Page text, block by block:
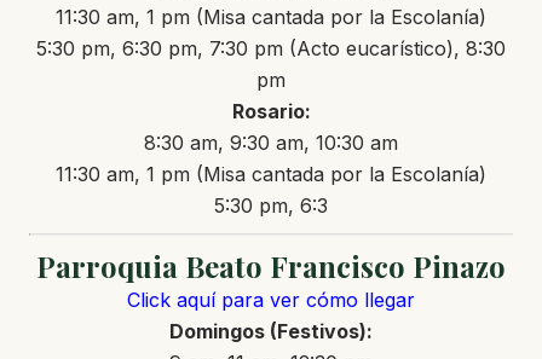
11:30 am, 1 pm (Misa cantada por la Escolanía)
5:30 pm, 6:30 pm, 7:30 pm (Acto eucarístico), 8:30
pm
Rosario:
8:30 am, 9:30 am, 10:30 am
11:30 am, 1 pm (Misa cantada por la Escolanía)
5:30 pm, 6:3
Parroquia Beato Francisco Pinazo
Click aquí para ver cómo llegar
Domingos (Festivos):